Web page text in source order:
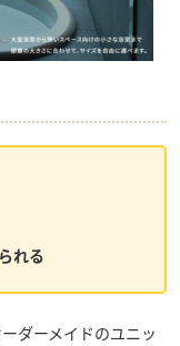
れる
ダーメイドのユニッ